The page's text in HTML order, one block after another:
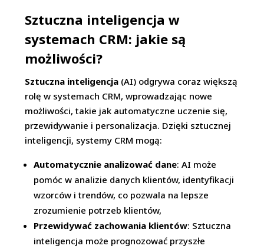
Sztuczna inteligencja w
systemach CRM: jakie są
możliwości?
Sztuczna inteligencja (AI) odgrywa coraz większą
rolę w systemach CRM, wprowadzając nowe
możliwości, takie jak automatyczne uczenie się,
przewidywanie i personalizacja. Dzięki sztucznej
inteligencji, systemy CRM mogą:
Automatycznie analizować dane: AI może
pomóc w analizie danych klientów, identyfikacji
wzorców i trendów, co pozwala na lepsze
zrozumienie potrzeb klientów,
Przewidywać zachowania klientów: Sztuczna
inteligencja może prognozować przyszłe